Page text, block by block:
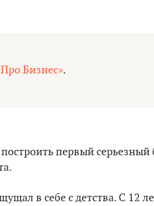
Бизнес».
первый серьезный
в себе с детства. С 12